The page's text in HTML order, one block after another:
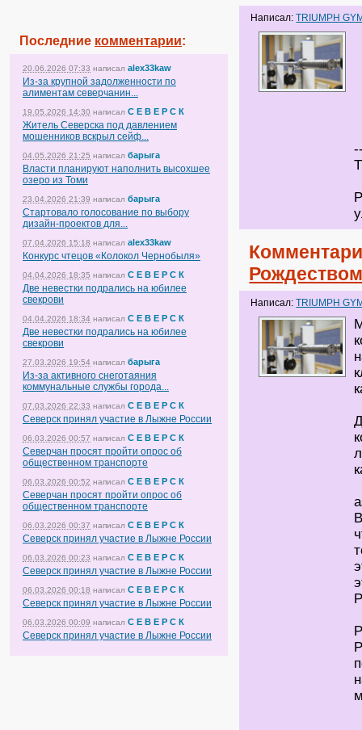
Последние комментарии:
20.06.2026 07:33 написал alex33kaw
Из-за крупной задолженности по
алиментам северчанин...
19.05.2026 14:30 написал С Е В Е Р С К
Житель Северска под давлением
мошенников вскрыл сейф...
04.05.2026 21:25 написал барыга
Власти планируют наполнить высохшее
озеро из Томи
23.04.2026 21:39 написал барыга
Стартовало голосование по выбору
дизайн-проектов для...
07.04.2026 15:18 написал alex33kaw
Конкурс чтецов «Колокол Чернобыля»
04.04.2026 18:35 написал С Е В Е Р С К
Две невестки подрались на юбилее
свекрови
04.04.2026 18:34 написал С Е В Е Р С К
Две невестки подрались на юбилее
свекрови
27.03.2026 19:54 написал барыга
Из-за активного снеготаяния
коммунальные службы города...
07.03.2026 22:33 написал С Е В Е Р С К
Северск принял участие в Лыжне России
06.03.2026 00:57 написал С Е В Е Р С К
Северчан просят пройти опрос об
общественном транспорте
06.03.2026 00:52 написал С Е В Е Р С К
Северчан просят пройти опрос об
общественном транспорте
06.03.2026 00:37 написал С Е В Е Р С К
Северск принял участие в Лыжне России
06.03.2026 00:23 написал С Е В Е Р С К
Северск принял участие в Лыжне России
06.03.2026 00:18 написал С Е В Е Р С К
Северск принял участие в Лыжне России
06.03.2026 00:09 написал С Е В Е Р С К
Северск принял участие в Лыжне России
Написал:TRIUMPH
Написал:TRIUMPH